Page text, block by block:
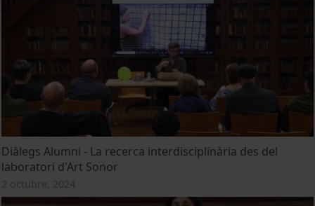
Diàlegs Alumni - La recerca interdisciplinària des del
laboratori d'Art Sonor
2 octubre, 2024